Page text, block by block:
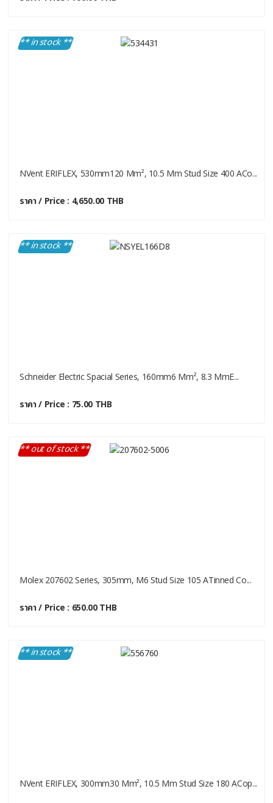
** in stock **
NVent ERIFLEX, 530mm120 Mm², 10.5 Mm Stud Size 400 ACo...
ราคา / Price : 4,650.00 THB
** in stock **
Schneider Electric Spacial Series, 160mm6 Mm², 8.3 MmE...
ราคา / Price : 75.00 THB
** out of stock **
Molex 207602 Series, 305mm, M6 Stud Size 105 ATinned Co...
ราคา / Price : 650.00 THB
** in stock **
NVent ERIFLEX, 300mm30 Mm², 10.5 Mm Stud Size 180 ACop...